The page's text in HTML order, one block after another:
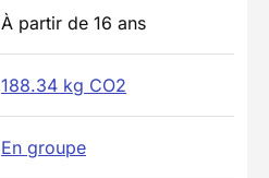
À partir de 16 ans
188.34 kg CO2
En groupe